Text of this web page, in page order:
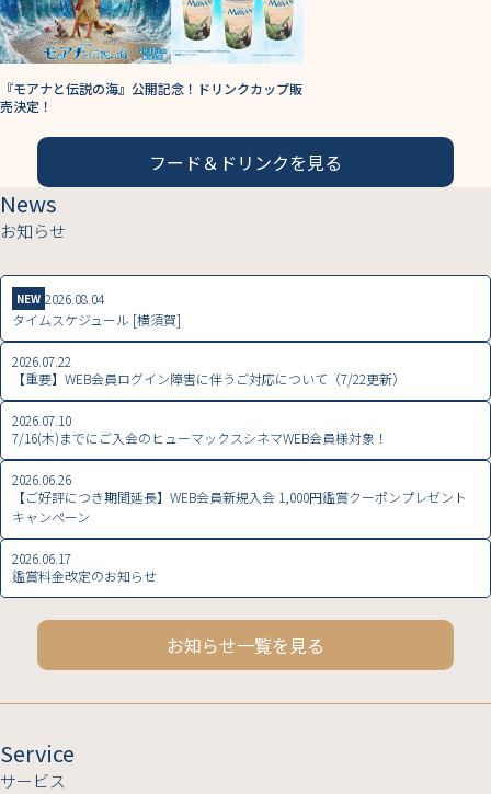
『モアナと伝説の海』公開記念！ドリンクカップ販
売決定！
フード＆ドリンクを見る
News
お知らせ
NEW 2026.08.04
タイムスケジュール [横須賀]
2026.07.22
【重要】WEB会員ログイン障害に伴うご対応について（7/22更新）
2026.07.10
7/16(木)までにご入会のヒューマックスシネマWEB会員様対象！
2026.06.26
【ご好評につき期間延長】WEB会員新規入会 1,000円鑑賞クーポンプレゼント
キャンペーン
2026.06.17
鑑賞料金改定のお知らせ
お知らせ一覧を見る
Service
サービス